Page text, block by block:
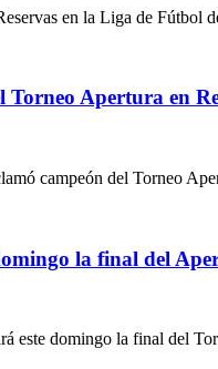
en la Liga de
Torneo Apertura en
campeón del Torneo
la final del
este domingo la final del